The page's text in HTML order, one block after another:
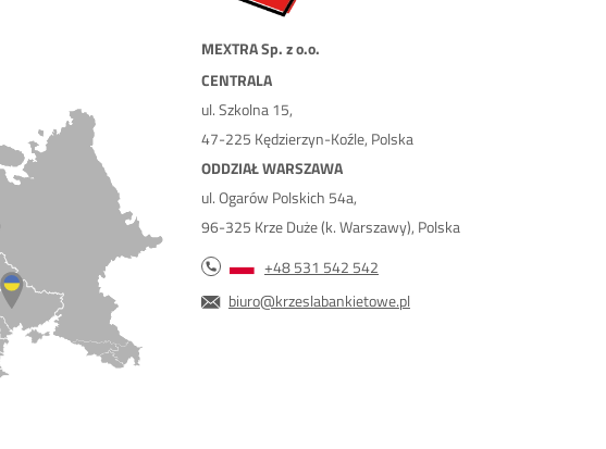
MEXTRA Sp. z o.o.
CENTRALA
ul. Szkolna 15,
47-225 Kędzierzyn-Koźle, Polska
ODDZIAŁ WARSZAWA
ul. Ogarów Polskich 54a,
96-325 Krze Duże (k. Warszawy), Polska
+48 531 542 542
biuro@krzeslabankietowe.pl